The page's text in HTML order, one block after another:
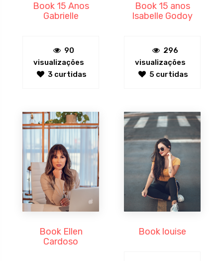
Book 15 Anos
Gabrielle
90
visualizações
3 curtidas
Book 15 anos
Isabelle Godoy
296
visualizações
5 curtidas
Book Ellen
Cardoso
Book louise